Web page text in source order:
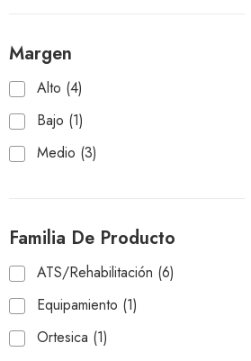
Margen
Alto (4)
Bajo (1)
Medio (3)
Familia De Producto
ATS/Rehabilitación (6)
Equipamiento (1)
Ortesica (1)